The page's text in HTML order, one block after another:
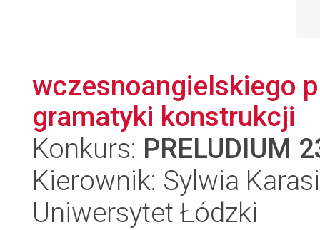
wczesnoangielskiego
gramatyki konstrukcji
Konkurs: PRELUDIUM
Kierownik: Sylwia
Uniwersytet Łódzki